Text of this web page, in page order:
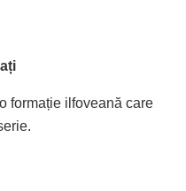
formație ilfoveană care